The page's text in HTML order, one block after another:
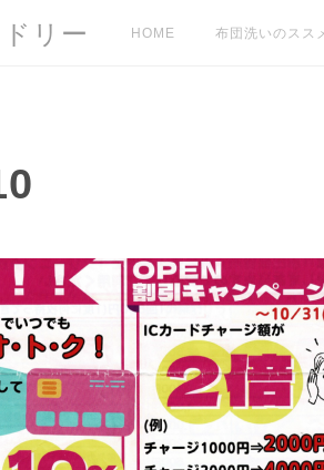
リー HOME 布団洗いのスス